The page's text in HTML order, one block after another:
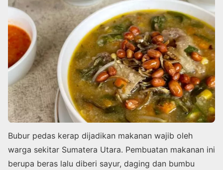
Bubur pedas kerap dijadikan makanan wajib oleh
warga sekitar Sumatera Utara. Pembuatan makanan ini
berupa beras lalu diberi sayur, daging dan bumbu